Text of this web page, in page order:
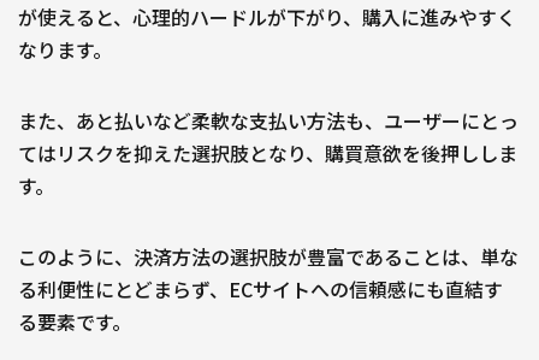
が使えると、心理的ハードルが下がり、購入に進みやすく
なります。
また、あと払いなど柔軟な支払い方法も、ユーザーにとっ
てはリスクを抑えた選択肢となり、購買意欲を後押ししま
す。
このように、決済方法の選択肢が豊富であることは、単な
る利便性にとどまらず、ECサイトへの信頼感にも直結す
る要素です。